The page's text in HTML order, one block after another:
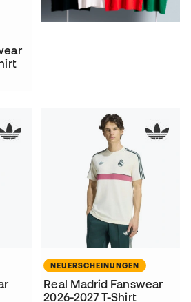
NEUERSCHEINUNGEN
Real Madrid Fanswear
2026-2027 T-Shirt